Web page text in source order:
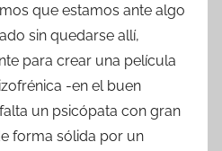
que estamos ante algo
sin quedarse allí,
para crear una película
-en el buen
un psicópata con gran
forma sólida por un